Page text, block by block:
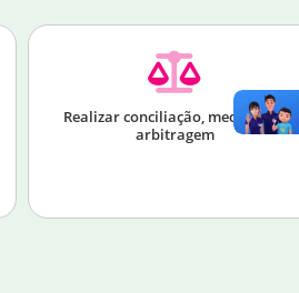
Realizar conciliação, mediação e
arbitragem